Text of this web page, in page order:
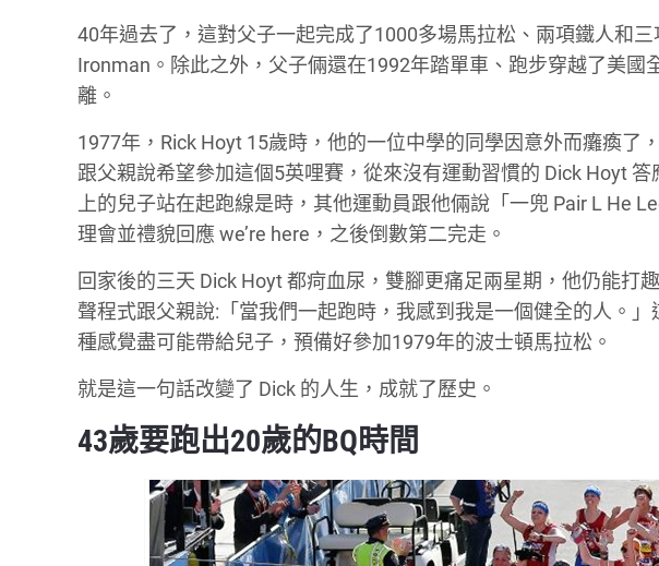
40年過去了，這對父子一起完成了1000多場馬拉松、兩項鐵人和
Ironman。除此之外，父子倆還在1992年踏單車、跑步穿越了美
離。
1977年，Rick Hoyt 15歲時，他的一位中學的同學因意外而癱瘓了
跟父親說希望參加這個5英哩賽，從來沒有運動習慣的 Dick Hoyt
上的兒子站在起跑線是時，其他運動員跟他倆說「一兜 Pair L He
理會並禮貌回應 we’re here，之後倒數第二完走。
回家後的三天 Dick Hoyt 都疴血尿，雙腳更痛足兩星期，他仍能打
聲程式跟父親說:「當我們一起跑時，我感到我是一個健全的人。
種感覺盡可能帶給兒子，預備好參加1979年的波士頓馬拉松。
就是這一句話改變了 Dick 的人生，成就了歷史。
43歲要跑出20歲的BQ時間